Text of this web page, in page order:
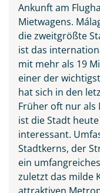
Ankunft am
Mietwagens.
die zweitgrößte
ist das
mit mehr als 19
einer der
hat sich in den
Früher oft nur
ist die Stadt
interessant.
Stadtkerns, der
ein
zuletzt das milde
attraktiven